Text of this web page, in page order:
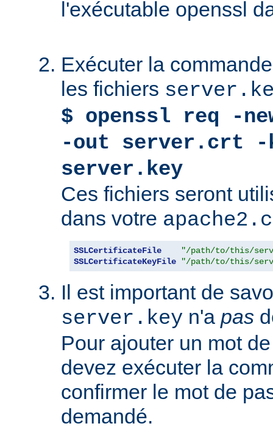
l'exécutable openssl
Exécuter la
les fichiers
$ openssl req -
-out server.crt -
server.key
Ces fichiers seront
dans votre
SSLCertificateFile
"/path/to/this/
SSLCertificateKeyFile
"/path/to/this/
Il est important de
server.key n'a pas
Pour ajouter un mot
devez exécuter la
confirmer le mot de
demandé.